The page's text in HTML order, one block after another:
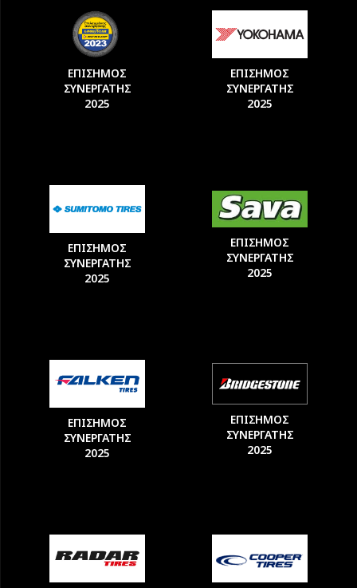
ΕΠΙΣΗΜΟΣ
ΣΥΝΕΡΓΑΤΗΣ
2025
ΕΠΙΣΗΜΟΣ
ΣΥΝΕΡΓΑΤΗΣ
2025
ΕΠΙΣΗΜΟΣ
ΣΥΝΕΡΓΑΤΗΣ
2025
ΕΠΙΣΗΜΟΣ
ΣΥΝΕΡΓΑΤΗΣ
2025
ΕΠΙΣΗΜΟΣ
ΣΥΝΕΡΓΑΤΗΣ
2025
ΕΠΙΣΗΜΟΣ
ΣΥΝΕΡΓΑΤΗΣ
2025